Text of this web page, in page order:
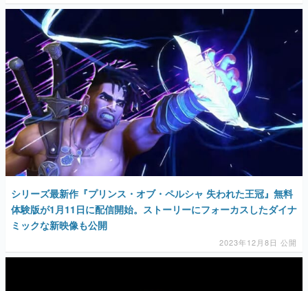
シリーズ最新作『プリンス・オブ・ペルシャ 失われた王冠』無料
体験版が1月11日に配信開始。ストーリーにフォーカスしたダイナ
ミックな新映像も公開
2023年12月8日 公開